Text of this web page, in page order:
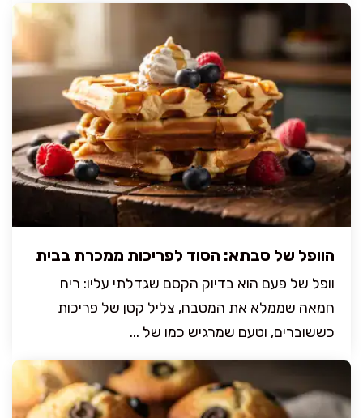
הוופל של סבתא: הסוד לפריכות ממכרת בבית
וופל של פעם הוא בדיוק הקסם שגדלתי עליו: ריח
חמאה שממלא את המטבח, צליל קטן של פריכות
כששוברים, וטעם שמרגיש כמו של ...